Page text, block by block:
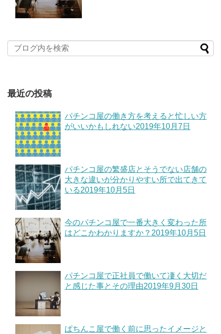
最近の投稿
パチンコ屋の働き方を考えると忙しい方
がいいかもしれない2019年10月7日
パチンコ屋の繁盛店とそうでない店舗の
大きな違いが分かりやすい所で出てきて
いる2019年10月5日
今のパチンコ屋で一番大きく変わった所
はどこかわかりますか？ 2019年10月5日
パチンコ屋で正社員で働いて凄く大切だ
と感じた事とその理由2019年9月30日
ぱちんこ屋で働く前に思ったイメージと